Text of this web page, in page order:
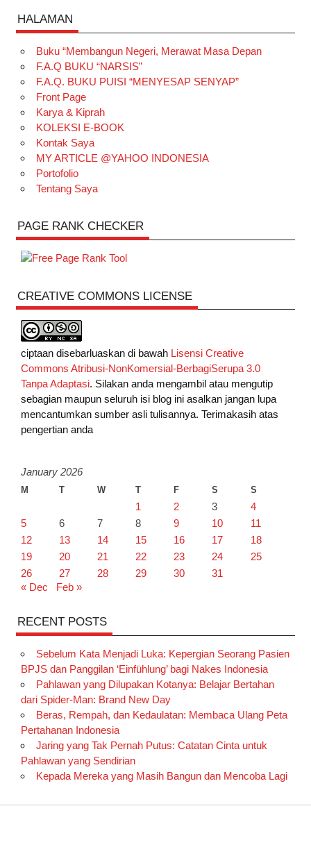
HALAMAN
Buku “Membangun Negeri, Merawat Masa Depan
F.A.Q BUKU “NARSIS”
F.A.Q. BUKU PUISI “MENYESAP SENYAP”
Front Page
Karya & Kiprah
KOLEKSI E-BOOK
Kontak Saya
MY ARTICLE @YAHOO INDONESIA
Portofolio
Tentang Saya
PAGE RANK CHECKER
CREATIVE COMMONS LICENSE
ciptaan disebarluaskan di bawah Lisensi Creative
Commons Atribusi-NonKomersial-BerbagiSerupa 3.0
Tanpa Adaptasi. Silakan anda mengambil atau mengutip
sebagian maupun seluruh isi blog ini asalkan jangan lupa
mencantumkan sumber asli tulisannya. Terimakasih atas
pengertian anda
January 2026
M T W T F S S
1 2 3
4
5
6 7 8 9 10
11
12
13 14 15 16 17
18
19
20 21 22 23 24
25
26
27 28 29 30
31
« Dec
Feb »
RECENT POSTS
Sebelum Kata Menjadi Luka: Kepergian Seorang Pasien
BPJS dan Panggilan ‘Einfühlung’ bagi Nakes Indonesia
Pahlawan yang Dilupakan Kotanya: Belajar Bertahan
dari Spider-Man: Brand New Day
Beras, Rempah, dan Kedaulatan: Membaca Ulang Peta
Pertahanan Indonesia
Jaring yang Tak Pernah Putus: Catatan Cinta untuk
Pahlawan yang Sendirian
Kepada Mereka yang Masih Bangun dan Mencoba Lagi